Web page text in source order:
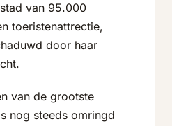
van 95.000
toeristenattrectie,
door haar
van de grootste
nog steeds omringd